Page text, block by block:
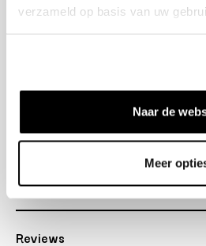
verzameld op basis van uw
Naar de
Meer
Over ons
Reviews